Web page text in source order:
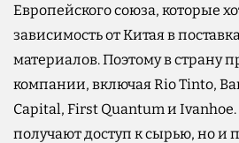
Европейского союза, которые
зависимость от Китая в
материалов. Поэтому в страну
компании, включая Rio Tinto,
Capital, First Quantum и
получают доступ к сырью, но и